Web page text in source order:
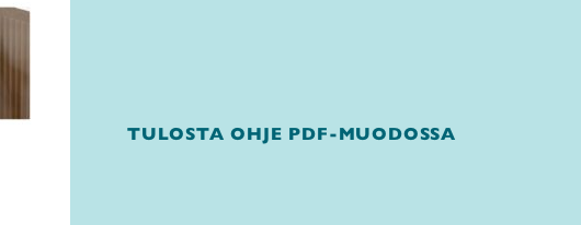
TULOSTA OHJE PDF-MUODOSSA